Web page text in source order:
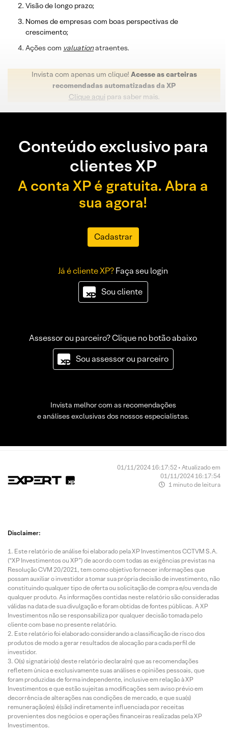
Visão de longo prazo;
Nomes de empresas com boas perspectivas de
crescimento;
Ações com valuationatraentes.
Invista com apenas um clique! Acesse as carteiras
recomendadas automatizadas da XP
Clique aqui para saber mais.
Conteúdo exclusivo para
clientes XP
A conta XP é gratuita. Abra a
sua agora!
Cadastrar
Já é cliente XP?Faça seu login
Sou cliente
Assessor ou parceiro? Clique no botão abaixo
Sou assessor ou parceiro
Invista melhor com as recomendações
e análises exclusivas dos nossos especialistas.
01/11/2024 16:17:52 • Atualizado em
01/11/2024 16:17:54
1 minuto de leitura
Disclaimer:
Este relatório de análise foi elaborado pela XP Investimentos CCTVM S.A.
(“XP Investimentos ou XP”) de acordo com todas as exigências previstas na
Resolução CVM 20/2021, tem como objetivo fornecer informações que
possam auxiliar o investidor a tomar sua própria decisão de investimento, não
constituindo qualquer tipo de oferta ou solicitação de compra e/ou venda de
qualquer produto. As informações contidas neste relatório são consideradas
válidas na data de sua divulgação e foram obtidas de fontes públicas. A XP
Investimentos não se responsabiliza por qualquer decisão tomada pelo
cliente com base no presente relatório.
Este relatório foi elaborado considerando a classificação de risco dos
produtos de modo a gerar resultados de alocação para cada perfil de
investidor.
O(s) signatário(s) deste relatório declara(m) que as recomendações
refletem única e exclusivamente suas análises e opiniões pessoais, que
foram produzidas de forma independente, inclusive em relação à XP
Investimentos e que estão sujeitas a modificações sem aviso prévio em
decorrência de alterações nas condições de mercado, e que sua(s)
remuneração(es) é(são) indiretamente influenciada por receitas
provenientes dos negócios e operações financeiras realizadas pela XP
Investimentos.